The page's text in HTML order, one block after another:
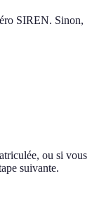
SIREN. Sinon,
ou si vous
suivante.